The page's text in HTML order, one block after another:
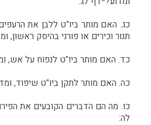
כג. האם מותר ביו"ט ללבן את
תנור וכירים או פורני בהיסק ראשון,
כד. האם מותר ביו"ט לנפוח על אש,
כה. האם מותר לתקן ביו"ט שיפוד,
כו. מה הם הדברים הקובעים את
לה: